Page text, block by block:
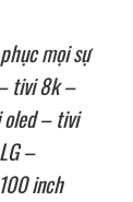
mọi sự
tivi 8k –
– tivi
–
inch